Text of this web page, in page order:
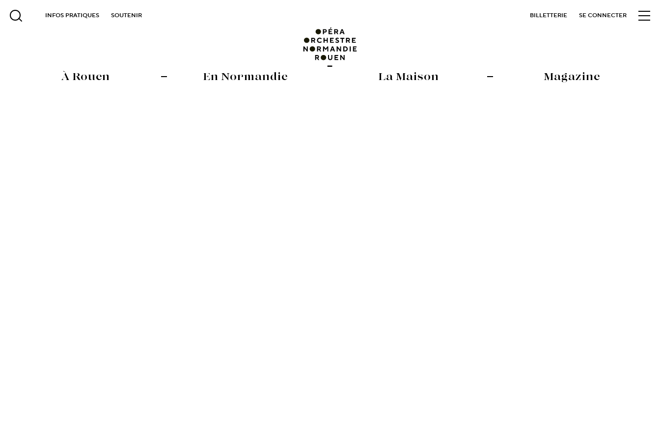
INFOS PRATIQUES SOUTENIR BILLETTERIE SE CONNECTER
À Rouen En Normandie La Maison Magazine